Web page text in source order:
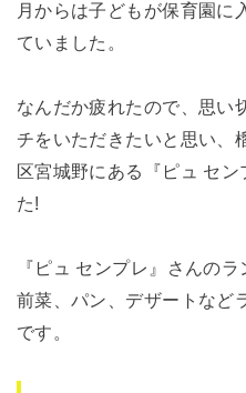
月からは子どもが保育園に
ていました。
なんだか疲れたので、思い
チをいただきたいと思い、
区宮城野にある『ピュ セ
た!
『ピュ センプレ』さんの
前菜、パン、デザートなど
です。